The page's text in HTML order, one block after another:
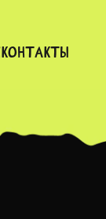
Контакты